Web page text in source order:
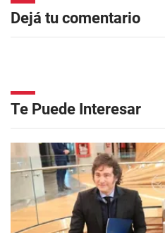
Dejá tu comentario
Te Puede Interesar